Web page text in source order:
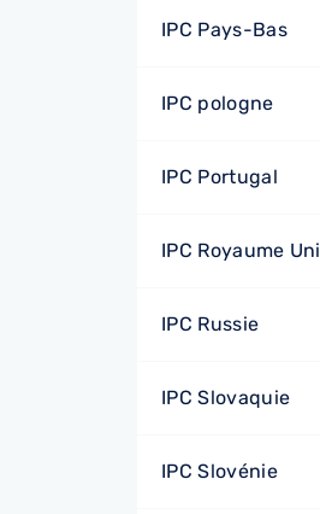
IPC Pays-Bas
IPC pologne
IPC Portugal
IPC Royaume Uni
IPC Russie
IPC Slovaquie
IPC Slovénie